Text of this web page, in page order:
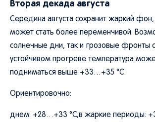
Вторая декада августа
Середина августа сохранит жаркий
может стать более переменчивой.
солнечные дни, так и грозовые фронты
устойчивом прогреве температура
подниматься выше +33…+35 °C.
Ориентировочно:
днем: +28…+33 °C;в жаркие периоды: